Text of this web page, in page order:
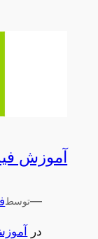
آموزش
—توسط
در